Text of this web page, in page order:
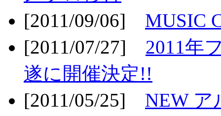
[2011/09/06] MUSIC
[2011/07/27] 2011年
遂に開催決定!!
[2011/05/25] NEW